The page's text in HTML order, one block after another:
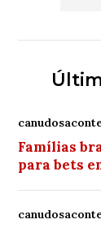
Famílias
para bets